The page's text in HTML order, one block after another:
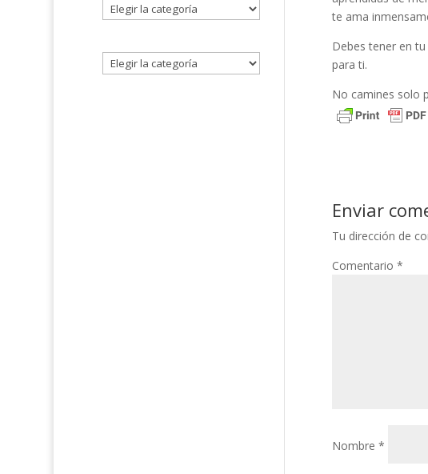
te ama
Debes tener en
para ti.
No camines solo
Enviar
Tu dirección de
Comentario *
Nombre *
Seleccione
un